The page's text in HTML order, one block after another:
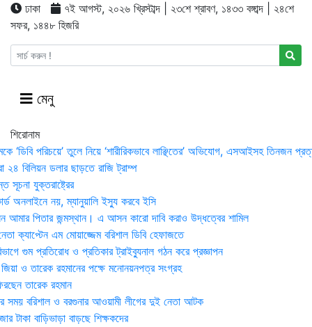
ঢাকা
৭ই আগস্ট, ২০২৬ খ্রিস্টাব্দ | ২৩শে শ্রাবণ, ১৪৩৩ বঙ্গাব্দ | ২৪শে
সফর, ১৪৪৮ হিজরি
মেনু
শিরোনাম
‘ডিবি পরিচয়ে’ তুলে নিয়ে ‘শারীরিকভাবে লাঞ্ছিতের’ অভিযোগ, এসআইসহ তিনজন
২৪ বিলিয়ন ডলার ছাড়তে রাজি ট্রাম্প
সূচনা যুক্তরাষ্ট্রের
অনলাইনে নয়, ম্যানুয়ালি ইস্যু করবে ইসি
পিতার জন্মস্থান। এ আসন কারো দাবি করাও উদ্ধত্বের শামিল
ক্যাপ্টেন এম মোয়াজ্জেম বরিশাল ডিবি হেফাজতে
গুম প্রতিরোধ ও প্রতিকার ট্রাইব্যুনাল গঠন করে প্রজ্ঞাপন
ও তারেক রহমানের পক্ষে মনোনয়নপত্র সংগ্রহ
তারেক রহমান
সময় ব‌রিশাল ও বরগুনার আওয়ামী লীগের দুই নেতা আটক
টাকা বাড়িভাড়া বাড়ছে শিক্ষকদের